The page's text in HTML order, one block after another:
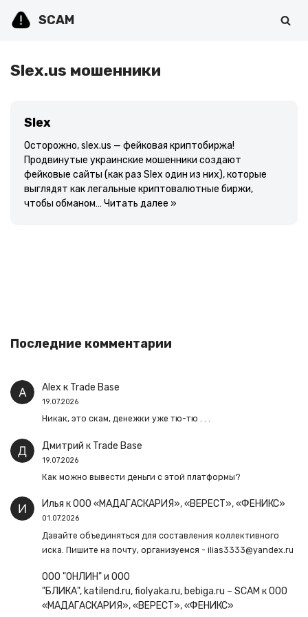
содержимому
SCAM
Slex.us мошенники
Slex
Осторожно, slex.us — фейковая криптобиржа!
Продвинутые украинские мошенники создают
фейковые сайты (как раз Slex один из них), которые
выглядят как легальные криптовалютные биржи,
чтобы обманом… Читать далее »
Последние комментарии
Alex к Trade Base
19.07.2026
Никак, это скам, денежки уже тю-тю . . .
Дмитрий к Trade Base
19.07.2026
Как можно вывести деньги с этой платформы?
Илья кООО «МАДАГАСКАРИЯ», «ВЕРЕСТ», «ФЕНИКС»
01.07.2026
Давайте объединяться для составления коллективного
иска. Пишите на почту, организуемся - ilias3333@yandex.ru
ООО "ОНЛИН" и ООО
"БЛИКА", katilend.ru, fiolyaka.ru, bebiga.ru – SCAM кООО
«МАДАГАСКАРИЯ», «ВЕРЕСТ», «ФЕНИКС»